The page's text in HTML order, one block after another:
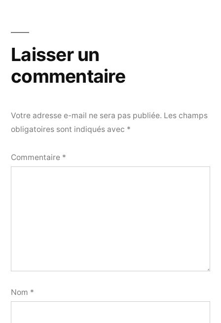
Laisser un
commentaire
Votre adresse e-mail ne sera pas publiée. Les champs
obligatoires sont indiqués avec *
Commentaire *
Nom *